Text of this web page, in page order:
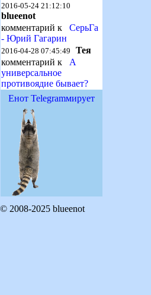
2016-05-24 21:12:10
blueenot
комментарий к СерьГа
- Юрий Гагарин
2016-04-28 07:45:49 Тея
комментарий к А
универсальное
противоядие бывает?
Енот Telegramмирует
© 2008-2025 blueenot